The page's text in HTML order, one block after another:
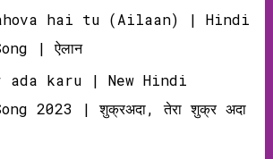
hai tu (Ailaan) | Hindi
| ऐलान
ada karu | New Hindi
2023 | शुक्रअदा, तेरा शुक्र अदा